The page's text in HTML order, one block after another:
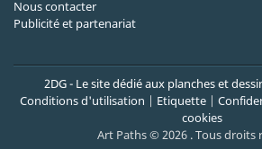
Nous contacter
Publicité et partenariat
2DG - Le site dédié aux planches et
Conditions d'utilisation | Etiquette|
cookies
Art Paths © 2026 . Tous droits